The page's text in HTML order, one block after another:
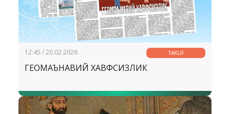
12:45 / 20.02.2026 TAKLIF
ГЕОМАЪНАВИЙ ХАВФСИЗЛИК